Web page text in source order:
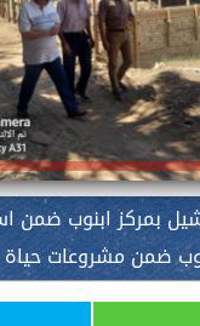
بمركز ابنوب ضمن
ضمن مشروعات